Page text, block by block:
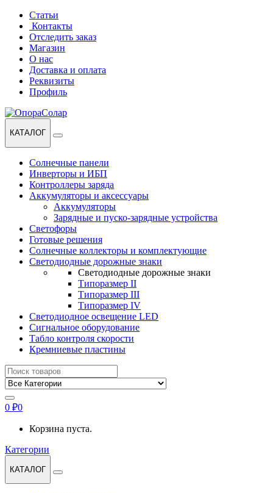
Перейти
навигации
Перейти
содержанию
Статьи
Контакты
Отследить заказ
Магазин
О нас
Доставка и оплата
Реквизиты
Профиль
КАТАЛОГ
Солнечные панели
Инверторы и ИБП
Контроллеры заряда
Аккумуляторы и аксессуары
Аккумуляторы
Зарядные и пуско-зарядные устройства
Светофоры
Готовые решения
Солнечные коллекторы и комплектующие
Светодиодные дорожные знаки
Светодиодные дорожные знаки
Типоразмер II
Типоразмер III
Типоразмер IV
Светодиодное освещение LED
Сигнальное оборудование
Табло контроля скорости
Кремниевые пластины
Найти:
0 ₽0
Корзина пуста.
Категории
КАТАЛОГ